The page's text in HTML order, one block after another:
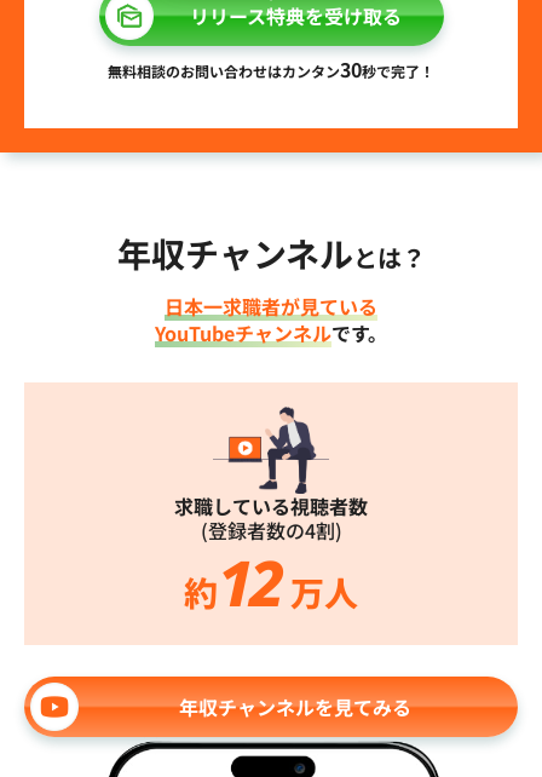
リリース特典を受け取る
無料相談のお問い合わせはカンタン30秒で完了！
年収チャンネルとは？
日本一求職者が見ている
YouTubeチャンネルです。
求職している視聴者数
(登録者数の4割)
約12 万人
年収チャンネルを見てみる